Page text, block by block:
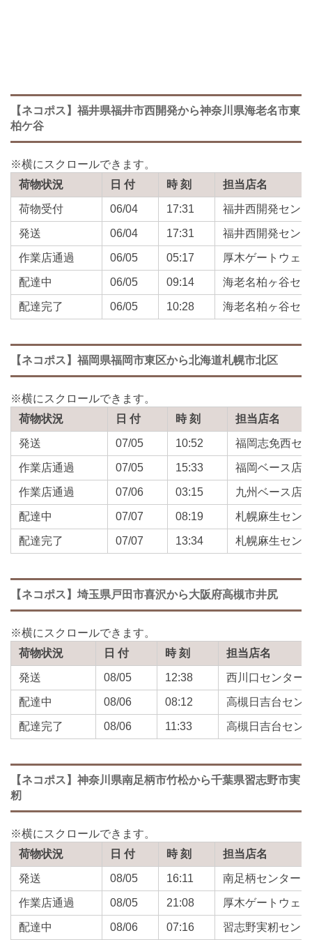
【ネコポス】福井県福井市西開発から神奈川県海老名市東
柏ケ谷
荷物状況 日 付 時 刻 担当店名
荷物受付 06/04 17:31 福井西開発セン
発送 06/04 17:31 福井西開発セン
作業店通過 06/05 05:17 厚木ゲートウェ
配達中 06/05 09:14 海老名柏ヶ谷セ
配達完了 06/05 10:28 海老名柏ヶ谷セ
【ネコポス】福岡県福岡市東区から北海道札幌市北区
荷物状況 日 付 時 刻 担当店名
発送 07/05 10:52 福岡志免西セ
作業店通過 07/05 15:33 福岡ベース店
作業店通過 07/06 03:15 九州ベース店
配達中 07/07 08:19 札幌麻生セン
配達完了 07/07 13:34 札幌麻生セン
【ネコポス】埼玉県戸田市喜沢から大阪府高槻市井尻
荷物状況 日 付 時 刻 担当店名
発送 08/05 12:38 西川口センター
配達中 08/06 08:12 高槻日吉台セン
配達完了 08/06 11:33 高槻日吉台セン
【ネコポス】神奈川県南足柄市竹松から千葉県習志野市実
籾
荷物状況 日 付 時 刻 担当店名
発送 08/05 16:11 南足柄センター
作業店通過 08/05 21:08 厚木ゲートウェ
配達中 08/06 07:16 習志野実籾セン